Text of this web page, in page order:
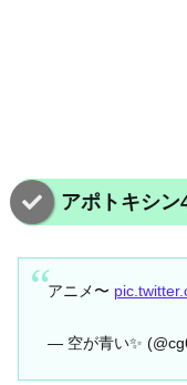
アポトキシ
アニメ〜
— 空が青い✨